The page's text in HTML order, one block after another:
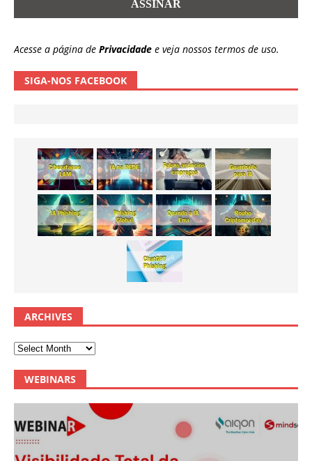
Acesse a página de Privacidade e veja nossos termos de uso.
SIGA-NOS FACEBOOK
ARCHIVES
WEBINARS